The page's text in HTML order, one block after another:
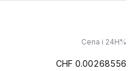
Cena i 24H%
CHF 0.00268556